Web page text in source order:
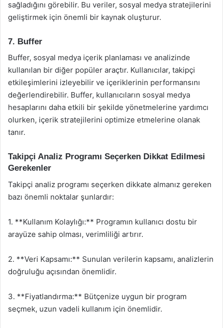
sağladığını görebilir. Bu veriler, sosyal medya stratejilerini
geliştirmek için önemli bir kaynak oluşturur.
7. Buffer
Buffer, sosyal medya içerik planlaması ve analizinde
kullanılan bir diğer popüler araçtır. Kullanıcılar, takipçi
etkileşimlerini izleyebilir ve içeriklerinin performansını
değerlendirebilir. Buffer, kullanıcıların sosyal medya
hesaplarını daha etkili bir şekilde yönetmelerine yardımcı
olurken, içerik stratejilerini optimize etmelerine olanak
tanır.
Takipçi Analiz Programı Seçerken Dikkat Edilmesi
Gerekenler
Takipçi analiz programı seçerken dikkate almanız gereken
bazı önemli noktalar şunlardır:
1. **Kullanım Kolaylığı:** Programın kullanıcı dostu bir
arayüze sahip olması, verimliliği artırır.
2. **Veri Kapsamı:** Sunulan verilerin kapsamı, analizlerin
doğruluğu açısından önemlidir.
3. **Fiyatlandırma:** Bütçenize uygun bir program
seçmek, uzun vadeli kullanım için önemlidir.